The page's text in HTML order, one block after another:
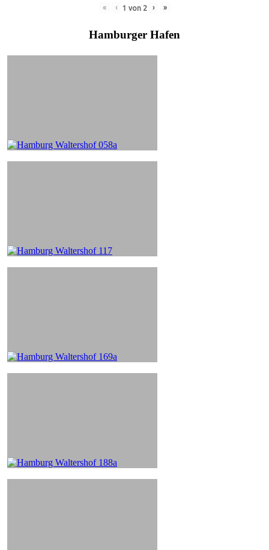
« ‹ 1 von 2 › »
Hamburger Hafen